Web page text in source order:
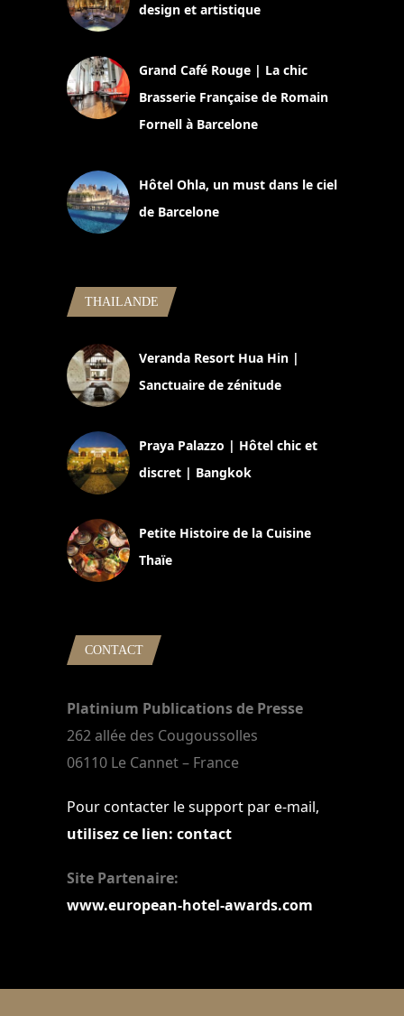
design et artistique
Grand Café Rouge | La chic
Brasserie Française de Romain
Fornell à Barcelone
Hôtel Ohla, un must dans le ciel
de Barcelone
THAILANDE
Veranda Resort Hua Hin |
Sanctuaire de zénitude
Praya Palazzo | Hôtel chic et
discret | Bangkok
Petite Histoire de la Cuisine
Thaïe
CONTACT
Platinium Publications de Presse
262 allée des Cougoussolles
06110 Le Cannet – France
Pour contacter le support par e-mail,
utilisez ce lien: contact
Site Partenaire:
www.european-hotel-awards.com